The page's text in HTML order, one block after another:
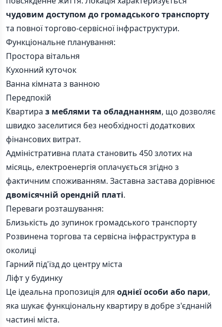
чудовим доступом до громадського транспорту
та повної торгово-сервісної інфраструктури.
Функціональне планування:
Простора вітальня
Кухонний куточок
Ванна кімната з ванною
Передпокій
Квартира з меблями та обладнанням, що дозволяє
швидко заселитися без необхідності додаткових
фінансових витрат.
Адміністративна плата становить 450 злотих на
місяць, електроенергія оплачується згідно з
фактичним споживанням. Заставна застава дорівнює
двомісячній орендній платі.
Переваги розташування:
Близькість до зупинок громадського транспорту
Розвинена торгова та сервісна інфраструктура в
околиці
Гарний під'їзд до центру міста
Ліфт у будинку
Це ідеальна пропозиція для однієї особи або пари,
яка шукає функціональну квартиру в добре з'єднаній
частині міста.